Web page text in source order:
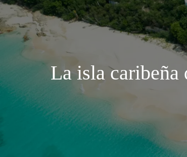
La isla caribeña